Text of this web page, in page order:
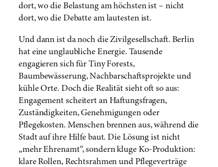
dort, wo die Belastung am höchsten ist – nicht
dort, wo die Debatte am lautesten ist.
Und dann ist da noch die Zivilgesellschaft. Berlin
hat eine unglaubliche Energie. Tausende
engagieren sich für Tiny Forests,
Baumbewässerung, Nachbarschaftsprojekte und
kühle Orte. Doch die Realität sieht oft so aus:
Engagement scheitert an Haftungsfragen,
Zuständigkeiten, Genehmigungen oder
Pflegekosten. Menschen brennen aus, während die
Stadt auf ihre Hilfe baut. Die Lösung ist nicht
„mehr Ehrenamt“, sondern kluge Ko-Produktion:
klare Rollen, Rechtsrahmen und Pflegeverträge